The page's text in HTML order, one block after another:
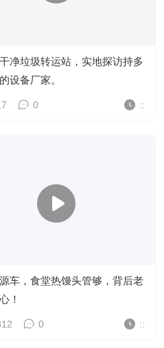
净垃圾转运站，实地探访持多
设备厂家。
0 ::
车，食堂热馒头管够，背后老
！
0 ::